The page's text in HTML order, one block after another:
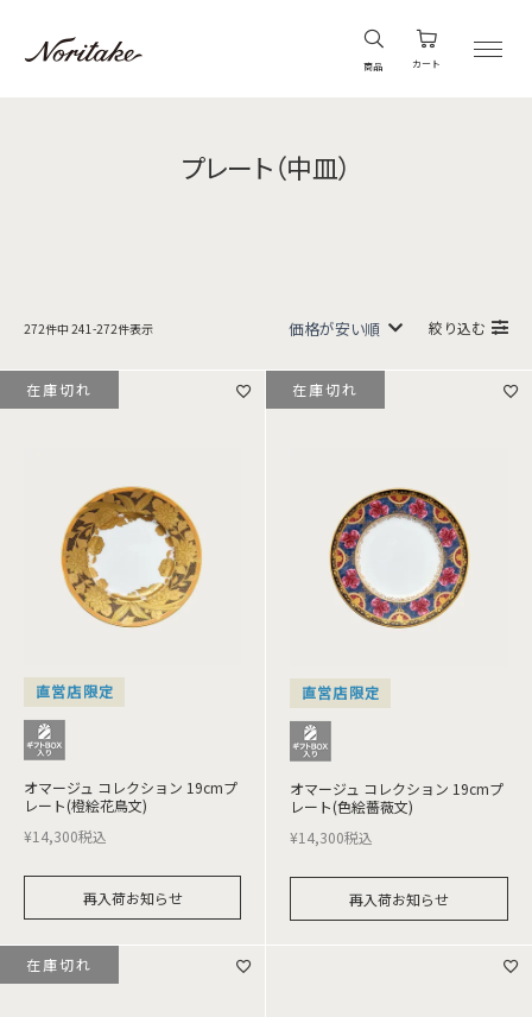
商品 カート
プレート（中皿）
272件中 241 -272件表示 絞り込む
直営店限定
オマージュ コレクション 19cmプ
レート(橙絵花鳥文)
¥14,300税込
再入荷お知らせ
在庫切れ
直営店限定
オマージュ コレクション 19cmプ
レート(色絵薔薇文)
¥14,300税込
再入荷お知らせ
在庫切れ
在庫切れ